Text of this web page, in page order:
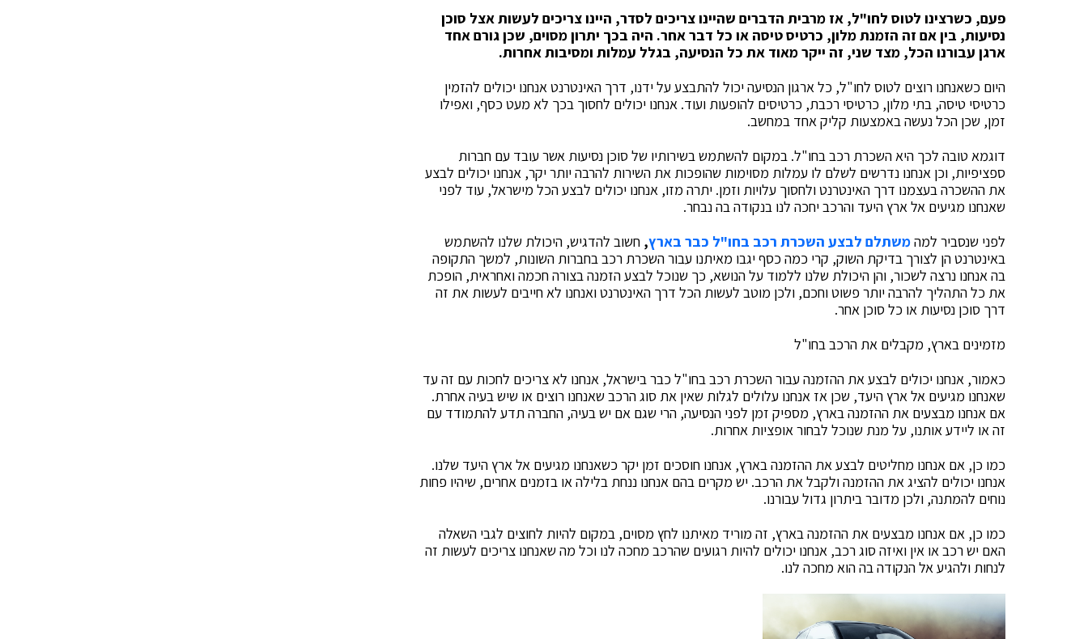
פעם, כשרצינו לטוס לחו"ל, אז מרבית הדברים שהיינו צריכים לסדר, היינו צריכים לעשות אצל סוכן
נסיעות, בין אם זה הזמנת מלון, כרטיס טיסה או כל דבר אחר. היה בכך יתרון מסוים, שכן גורם אחד
ארגן עבורנו הכל, מצד שני, זה ייקר מאוד את כל הנסיעה, בגלל עמלות ומסיבות אחרות.
היום כשאנחנו רוצים לטוס לחו"ל, כל ארגון הנסיעה יכול להתבצע על ידנו, דרך האינטרנט אנחנו יכולים להזמין
כרטיסי טיסה, בתי מלון, כרטיסי רכבת, כרטיסים להופעות ועוד. אנחנו יכולים לחסוך בכך לא מעט כסף, ואפילו
זמן, שכן הכל נעשה באמצעות קליק אחד במחשב.
דוגמא טובה לכך היא השכרת רכב בחו"ל. במקום להשתמש בשירותיו של סוכן נסיעות אשר עובד עם חברות
ספציפיות, וכן אנחנו נדרשים לשלם לו עמלות מסוימות שהופכות את השירות להרבה יותר יקר, אנחנו יכולים לבצע
את ההשכרה בעצמנו דרך האינטרנט ולחסוך עלויות וזמן. יתרה מזו, אנחנו יכולים לבצע הכל מישראל, עוד לפני
שאנחנו מגיעים אל ארץ היעד והרכב יחכה לנו בנקודה בה נבחר.
לפני שנסביר למהמשתלם לבצע השכרת רכב בחו"ל כבר בארץ, חשוב להדגיש, היכולת שלנו להשתמש
באינטרנט הן לצורך בדיקת השוק, קרי כמה כסף יגבו מאיתנו עבור השכרת רכב בחברות השונות, למשך התקופה
בה אנחנו נרצה לשכור, והן היכולת שלנו ללמוד על הנושא, כך שנוכל לבצע הזמנה בצורה חכמה ואחראית, הופכת
את כל התהליך להרבה יותר פשוט וחכם, ולכן מוטב לעשות הכל דרך האינטרנט ואנחנו לא חייבים לעשות את זה
דרך סוכן נסיעות או כל סוכן אחר.
מזמינים בארץ, מקבלים את הרכב בחו"ל
כאמור, אנחנו יכולים לבצע את ההזמנה עבור השכרת רכב בחו"ל כבר בישראל, אנחנו לא צריכים לחכות עם זה עד
שאנחנו מגיעים אל ארץ היעד, שכן אז אנחנו עלולים לגלות שאין את סוג הרכב שאנחנו רוצים או שיש בעיה אחרת.
אם אנחנו מבצעים את ההזמנה בארץ, מספיק זמן לפני הנסיעה, הרי שגם אם יש בעיה, החברה תדע להתמודד עם
זה או ליידע אותנו, על מנת שנוכל לבחור אופציות אחרות.
כמו כן, אם אנחנו מחליטים לבצע את ההזמנה בארץ, אנחנו חוסכים זמן יקר כשאנחנו מגיעים אל ארץ היעד שלנו.
אנחנו יכולים להציג את ההזמנה ולקבל את הרכב. יש מקרים בהם אנחנו ננחת בלילה או בזמנים אחרים, שיהיו פחות
נוחים להמתנה, ולכן מדובר ביתרון גדול עבורנו.
כמו כן, אם אנחנו מבצעים את ההזמנה בארץ, זה מוריד מאיתנו לחץ מסוים, במקום להיות לחוצים לגבי השאלה
האם יש רכב או אין ואיזה סוג רכב, אנחנו יכולים להיות רגועים שהרכב מחכה לנו וכל מה שאנחנו צריכים לעשות זה
לנחות ולהגיע אל הנקודה בה הוא מחכה לנו.